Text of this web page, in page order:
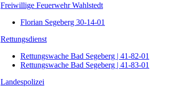
Freiwillige Feuerwehr Wahlstedt
Florian Segeberg 30-14-01
Rettungsdienst
Rettungswache Bad Segeberg | 41-82-01
Rettungswache Bad Segeberg | 41-83-01
Landespolizei